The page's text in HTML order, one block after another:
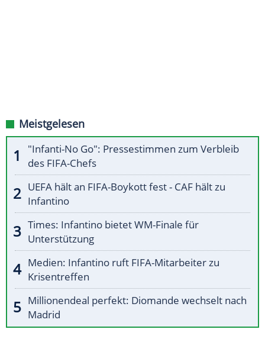
Meistgelesen
"Infanti-No Go": Pressestimmen zum Verbleib
des FIFA-Chefs
UEFA hält an FIFA-Boykott fest - CAF hält zu
Infantino
Times: Infantino bietet WM-Finale für
Unterstützung
Medien: Infantino ruft FIFA-Mitarbeiter zu
Krisentreffen
Millionendeal perfekt: Diomande wechselt nach
Madrid